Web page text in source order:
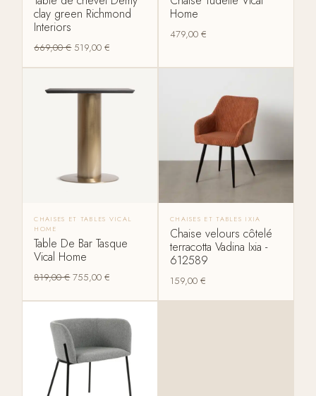
clay green Richmond
Interiors
669,00€ 519,00€
Home
479,00 €
CHAISES ET TABLES VICAL
HOME
Table De Bar Tasque
Vical Home
819,00€ 755,00€
CHAISES ET TABLES IXIA
Chaise velours côtelé
terracotta Vadina Ixia -
612589
159,00 €